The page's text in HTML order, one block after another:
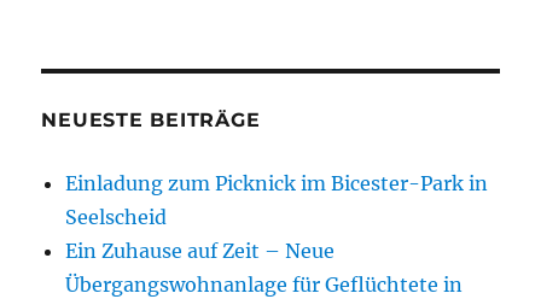
NEUESTE BEITRÄGE
Einladung zum Picknick im Bicester-Park in
Seelscheid
Ein Zuhause auf Zeit – Neue
Übergangswohnanlage für Geflüchtete in